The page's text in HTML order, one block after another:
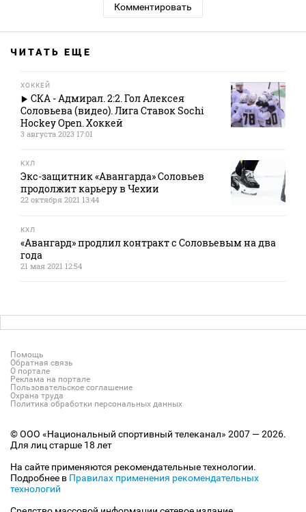
Комментировать
ЧИТАТЬ ЕЩЕ
ХОККЕЙ
СКА - Адмирал. 2:2. Гол Алексея
Соловьева (видео). Лига Ставок Sochi
Hockey Open. Хоккей
3 августа 2023 17:01
КХЛ
Экс-защитник «Авангарда» Соловьев
продолжит карьеру в Чехии
22 октября 2021 13:44
КХЛ
«Авангард» продлил контракт с Соловьевым на два
года
21 мая 2021 12:54
Помощь
Обратная связь
О портале
Реклама на портале
Пользовательское соглашение
Охрана труда
Политика обработки персональных данных
© ООО «Национальный спортивный телеканал» 2007 — 2026.
Для лиц старше 18 лет
На сайте применяются рекомендательные технологии.
Подробнее в Правилах применения рекомендательных
технологий